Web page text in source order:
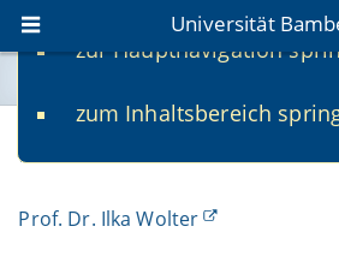
zur Hauptnavigation
zum Inhaltsbereich
Universität
www.uni-
Kontakt
Prof. Dr. Ilka Wolter